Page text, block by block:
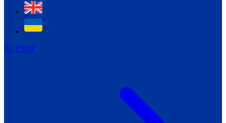
ID УТОГ
Всеукраїнський пісенний
челендж «Україно, ти є!»
Молодіжний челендж «Жестова